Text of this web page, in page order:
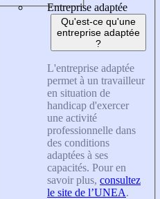
Entreprise adaptée
Qu'est-ce qu'une
entreprise adaptée
?
L'entreprise adaptée
permet à un travailleur
en situation de
handicap d'exercer
une activité
professionnelle dans
des conditions
adaptées à ses
capacités. Pour en
savoir plus, consultez
le site de l’UNEA.